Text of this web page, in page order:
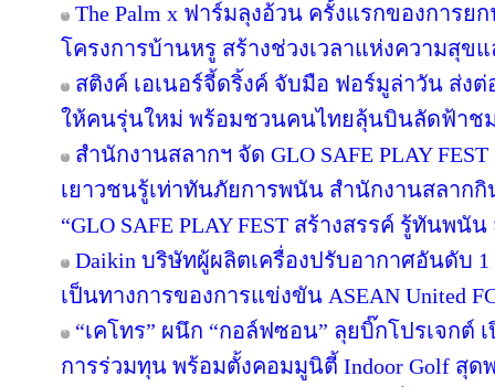
The Palm x ฟาร์มลุงอ้วน ครั้งแรกของการย
โครงการบ้านหรู สร้างช่วงเวลาแห่งความสุข
สติงค์ เอเนอร์จี้ดริ้งค์ จับมือ ฟอร์มูล่าวัน ส่ง
ให้คนรุ่นใหม่ พร้อมชวนคนไทยลุ้นบินลัดฟ้าชม
สำนักงานสลากฯ จัด GLO SAFE PLAY
เยาวชนรู้เท่าทันภัยการพนัน สำนักงานสลาก
“GLO SAFE PLAY FEST สร้างสรรค์ รู้ทันพนั
Daikin บริษัทผู้ผลิตเครื่องปรับอากาศอันดับ
เป็นทางการของการแข่งขัน ASEAN United
“เคโทร” ผนึก “กอล์ฟซอน” ลุยบิ๊กโปรเจกต์
การร่วมทุน พร้อมตั้งคอมมูนิตี้ Indoor Golf สุด